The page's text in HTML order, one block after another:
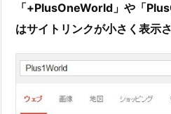
「+PlusOneWorld」や「
はサイトリンクが小さく表示さ